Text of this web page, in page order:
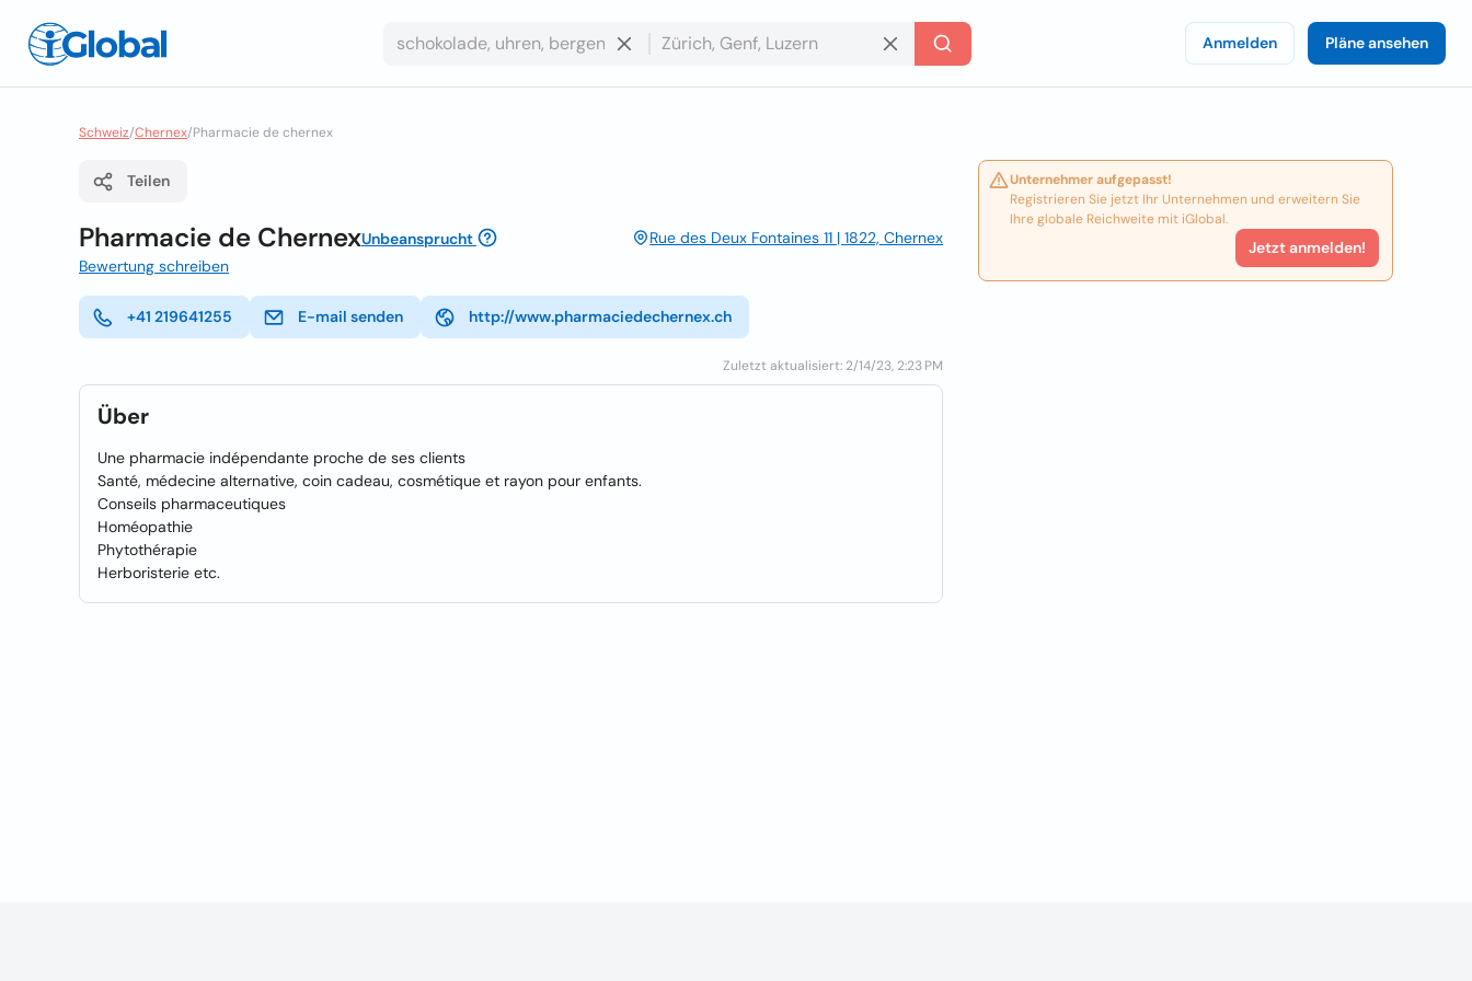
Anmelden Pläne ansehen
Schweiz/Chernex/Pharmacie de chernex
Teilen
Pharmacie de ChernexUnbeansprucht
Rue des Deux Fontaines 11 | 1822, Chernex
Bewertung schreiben
+41 219641255 E-mail senden http://www.pharmaciedechernex.ch
Zuletzt aktualisiert: 2/14/23, 2:23 PM
Über
Une pharmacie indépendante proche de ses clients
Santé, médecine alternative, coin cadeau, cosmétique et rayon pour enfants.
Conseils pharmaceutiques
Homéopathie
Phytothérapie
Herboristerie etc.
Unternehmer aufgepasst!
Registrieren Sie jetzt Ihr Unternehmen und erweitern Sie
Ihre globale Reichweite mit iGlobal.
Jetzt anmelden!